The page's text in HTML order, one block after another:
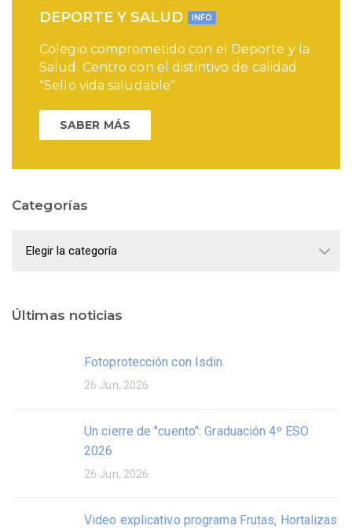
DEPORTE Y SALUD INFO
Colegio comprometido con el Deporte y la
Salud. Centro con el distintivo de calidad
"Sello vida saludable"
SABER MÁS
Categorías
Últimas noticias
Fotoprotección con Isdin
26 Jun, 2026
Un cierre de "cuento": Graduación 4º ESO
2026
26 Jun, 2026
Video explicativo programa Frutas, Hortalizas